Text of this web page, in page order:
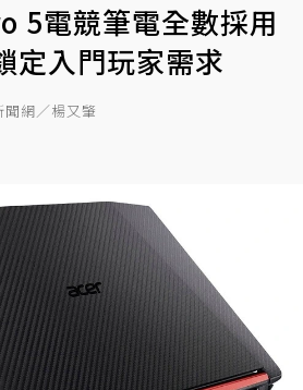
5電競筆電全數採用
定入門玩家需求
聞網／楊又肇